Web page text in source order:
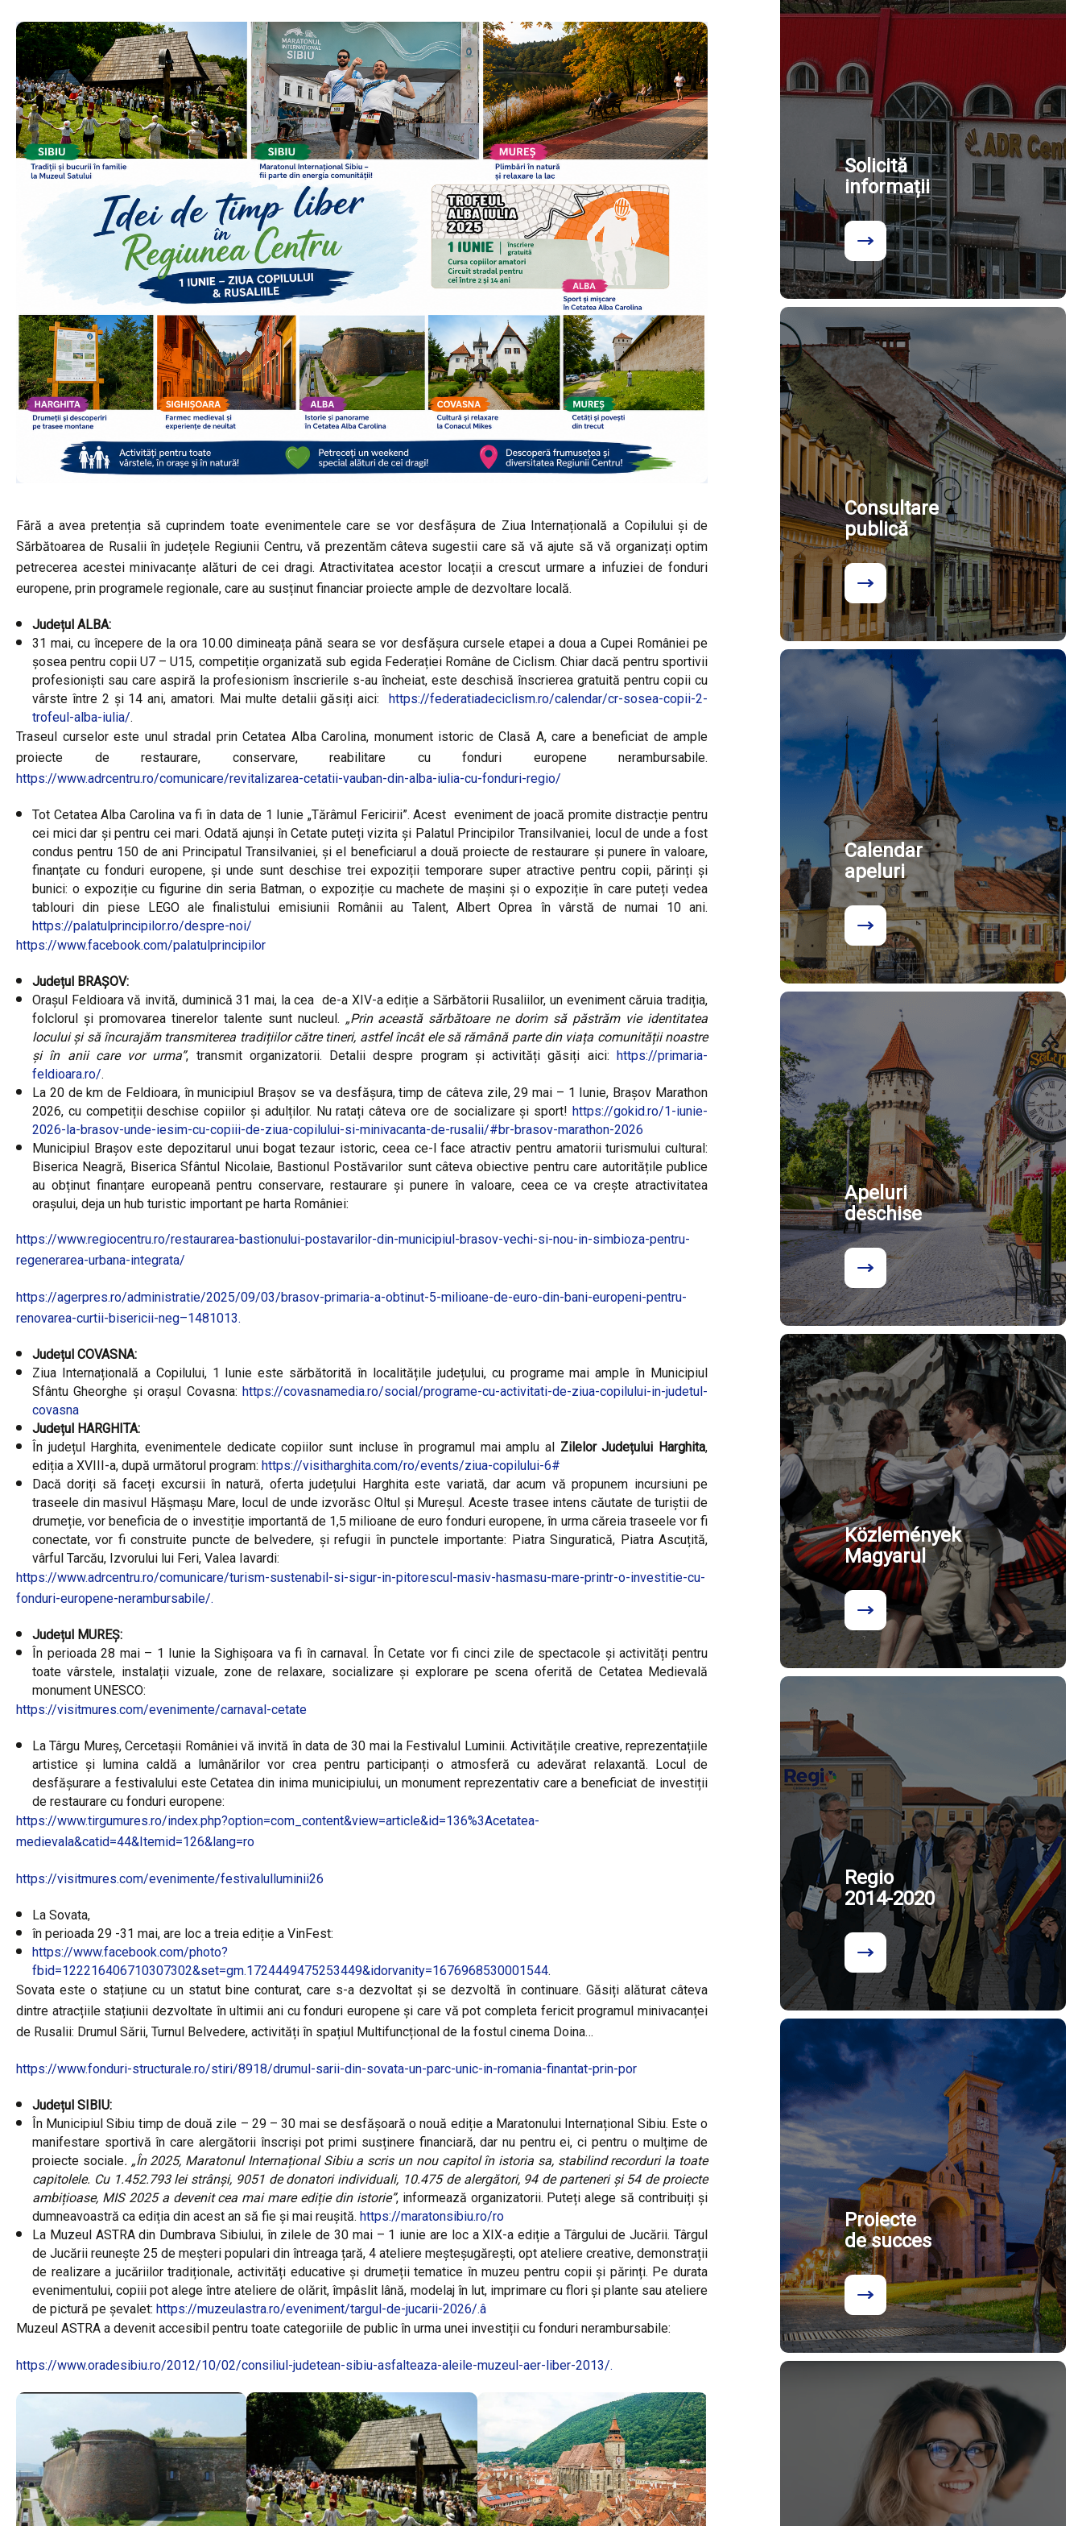
Fără a avea pretenția să cuprindem toate evenimentele care se vor desfășura de Ziua Internațională a Copilului și de
Sărbătoarea de Rusalii în județele Regiunii Centru, vă prezentăm câteva sugestii care să vă ajute să vă organizați optim
petrecerea acestei minivacanțe alături de cei dragi. Atractivitatea acestor locații a crescut urmare a infuziei de fonduri
europene, prin programele regionale, care au susținut financiar proiecte ample de dezvoltare locală.
Județul ALBA:
31 mai, cu începere de la ora 10.00 dimineața până seara se vor desfășura cursele etapei a doua a Cupei României pe
șosea pentru copii U7 – U15, competiție organizată sub egida Federației Române de Ciclism. Chiar dacă pentru sportivii
profesioniști sau care aspiră la profesionism înscrierile s-au încheiat, este deschisă înscrierea gratuită pentru copii cu
vârste între 2 și 14 ani, amatori. Mai multe detalii găsiți aici: https://federatiadeciclism.ro/calendar/cr-sosea-copii-2-
trofeul-alba-iulia/.
Traseul curselor este unul stradal prin Cetatea Alba Carolina, monument istoric de Clasă A, care a beneficiat de ample
proiecte de restaurare, conservare, reabilitare cu fonduri europene nerambursabile.
https://www.adrcentru.ro/comunicare/revitalizarea-cetatii-vauban-din-alba-iulia-cu-fonduri-regio/
Tot Cetatea Alba Carolina va fi în data de 1 Iunie „Tărâmul Fericirii”. Acest eveniment de joacă promite distracție pentru
cei mici dar și pentru cei mari. Odată ajunși în Cetate puteți vizita și Palatul Principilor Transilvaniei, locul de unde a fost
condus pentru 150 de ani Principatul Transilvaniei, și el beneficiarul a două proiecte de restaurare și punere în valoare,
finanțate cu fonduri europene, și unde sunt deschise trei expoziții temporare super atractive pentru copii, părinți și
bunici: o expoziție cu figurine din seria Batman, o expoziție cu machete de mașini și o expoziție în care puteți vedea
tablouri din piese LEGO ale finalistului emisiunii Românii au Talent, Albert Oprea în vârstă de numai 10 ani.
https://palatulprincipilor.ro/despre-noi/
https://www.facebook.com/palatulprincipilor
Județul BRAȘOV:
Orașul Feldioara vă invită, duminică 31 mai, la cea de-a XIV-a ediție a Sărbătorii Rusaliilor, un eveniment căruia tradiția,
folclorul și promovarea tinerelor talente sunt nucleul. „Prin această sărbătoare ne dorim să păstrăm vie identitatea
locului și să încurajăm transmiterea tradițiilor către tineri, astfel încât ele să rămână parte din viața comunității noastre
și în anii care vor urma”, transmit organizatorii. Detalii despre program și activități găsiți aici:https://primaria-
feldioara.ro/.
La 20 de km de Feldioara, în municipiul Brașov se va desfășura, timp de câteva zile, 29 mai – 1 Iunie, Brașov Marathon
2026, cu competiții deschise copiilor și adulților. Nu ratați câteva ore de socializare și sport! https://gokid.ro/1-iunie-
2026-la-brasov-unde-iesim-cu-copiii-de-ziua-copilului-si-minivacanta-de-rusalii/#br-brasov-marathon-2026
Municipiul Brașov este depozitarul unui bogat tezaur istoric, ceea ce-l face atractiv pentru amatorii turismului cultural:
Biserica Neagră, Biserica Sfântul Nicolaie, Bastionul Postăvarilor sunt câteva obiective pentru care autoritățile publice
au obținut finanțare europeană pentru conservare, restaurare și punere în valoare, ceea ce va crește atractivitatea
orașului, deja un hub turistic important pe harta României:
https://www.regiocentru.ro/restaurarea-bastionului-postavarilor-din-municipiul-brasov-vechi-si-nou-in-simbioza-pentru-
regenerarea-urbana-integrata/
https://agerpres.ro/administratie/2025/09/03/brasov-primaria-a-obtinut-5-milioane-de-euro-din-bani-europeni-pentru-
renovarea-curtii-bisericii-neg–1481013.
Județul COVASNA:
Ziua Internațională a Copilului, 1 Iunie este sărbătorită în localitățile județului, cu programe mai ample în Municipiul
Sfântu Gheorghe și orașul Covasna: https://covasnamedia.ro/social/programe-cu-activitati-de-ziua-copilului-in-judetul-
covasna
Județul HARGHITA:
În județul Harghita, evenimentele dedicate copiilor sunt incluse în programul mai amplu al Zilelor Județului Harghita,
ediția a XVIII-a, după următorul program: https://visitharghita.com/ro/events/ziua-copilului-6#
Dacă doriți să faceți excursii în natură, oferta județului Harghita este variată, dar acum vă propunem incursiuni pe
traseele din masivul Hășmașu Mare, locul de unde izvorăsc Oltul și Mureșul. Aceste trasee intens căutate de turiștii de
drumeție, vor beneficia de o investiție importantă de 1,5 milioane de euro fonduri europene, în urma căreia traseele vor fi
conectate, vor fi construite puncte de belvedere, și refugii în punctele importante: Piatra Singuratică, Piatra Ascuțită,
vârful Tarcău, Izvorului lui Feri, Valea Iavardi:
https://www.adrcentru.ro/comunicare/turism-sustenabil-si-sigur-in-pitorescul-masiv-hasmasu-mare-printr-o-investitie-cu-
fonduri-europene-nerambursabile/.
Județul MUREȘ:
În perioada 28 mai – 1 Iunie la Sighișoara va fi în carnaval. În Cetate vor fi cinci zile de spectacole și activități pentru
toate vârstele, instalații vizuale, zone de relaxare, socializare și explorare pe scena oferită de Cetatea Medievală
monument UNESCO:
https://visitmures.com/evenimente/carnaval-cetate
La Târgu Mureș, Cercetașii României vă invită în data de 30 mai la Festivalul Luminii. Activitățile creative, reprezentațiile
artistice și lumina caldă a lumânărilor vor crea pentru participanți o atmosferă cu adevărat relaxantă. Locul de
desfășurare a festivalului este Cetatea din inima municipiului, un monument reprezentativ care a beneficiat de investiții
de restaurare cu fonduri europene:
https://www.tirgumures.ro/index.php?option=com_content&view=article&id=136%3Acetatea-
medievala&catid=44&Itemid=126&lang=ro
https://visitmures.com/evenimente/festivalulluminii26
La Sovata,
în perioada 29 -31 mai, are loc a treia ediție a VinFest:
https://www.facebook.com/photo?
fbid=122216406710307302&set=gm.1724449475253449&idorvanity=1676968530001544.
Sovata este o stațiune cu un statut bine conturat, care s-a dezvoltat și se dezvoltă în continuare. Găsiți alăturat câteva
dintre atracțiile stațiunii dezvoltate în ultimii ani cu fonduri europene și care vă pot completa fericit programul minivacanței
de Rusalii: Drumul Sării, Turnul Belvedere, activități în spațiul Multifuncțional de la fostul cinema Doina…
https://www.fonduri-structurale.ro/stiri/8918/drumul-sarii-din-sovata-un-parc-unic-in-romania-finantat-prin-por
Județul SIBIU:
În Municipiul Sibiu timp de două zile – 29 – 30 mai se desfășoară o nouă ediție a Maratonului Internațional Sibiu. Este o
manifestare sportivă în care alergătorii înscriși pot primi susținere financiară, dar nu pentru ei, ci pentru o mulțime de
proiecte sociale. „În 2025, Maratonul Internațional Sibiu a scris un nou capitol în istoria sa, stabilind recorduri la toate
capitolele. Cu 1.452.793 lei strânși, 9051 de donatori individuali, 10.475 de alergători, 94 de parteneri și 54 de proiecte
ambițioase, MIS 2025 a devenit cea mai mare ediție din istorie”, informează organizatorii. Puteți alege să contribuiți și
dumneavoastră ca ediția din acest an să fie și mai reușită. https://maratonsibiu.ro/ro
La Muzeul ASTRA din Dumbrava Sibiului, în zilele de 30 mai – 1 iunie are loc a XIX-a ediție a Târgului de Jucării. Târgul
de Jucării reunește 25 de meșteri populari din întreaga țară, 4 ateliere meșteșugărești, opt ateliere creative, demonstrații
de realizare a jucăriilor tradiționale, activități educative și drumeții tematice în muzeu pentru copii și părinți. Pe durata
evenimentului, copiii pot alege între ateliere de olărit, împâslit lână, modelaj în lut, imprimare cu flori și plante sau ateliere
de pictură pe șevalet: https://muzeulastra.ro/eveniment/targul-de-jucarii-2026/.â
Muzeul ASTRA a devenit accesibil pentru toate categoriile de public în urma unei investiții cu fonduri nerambursabile:
https://www.oradesibiu.ro/2012/10/02/consiliul-judetean-sibiu-asfalteaza-aleile-muzeul-aer-liber-2013/.
Solicită
informații
Consultare
publică
Calendar
apeluri
Apeluri
deschise
Közlemények
Magyarul
Regio
2014-2020
Proiecte
de succes